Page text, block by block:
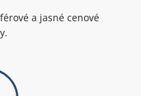
a jasné cenové